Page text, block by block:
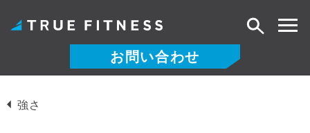
ン
お問い合わせ
検
強さ